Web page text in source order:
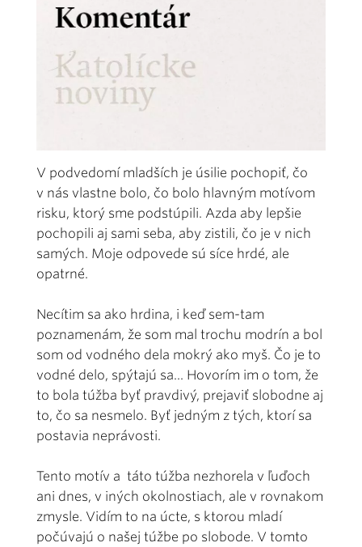
V podvedomí mladších je úsilie pochopiť, čo
v nás vlastne bolo, čo bolo hlavným motívom
risku, ktorý sme podstúpili. Azda aby lepšie
pochopili aj sami seba, aby zistili, čo je v nich
samých. Moje odpovede sú síce hrdé, ale
opatrné.
Necítim sa ako hrdina, i keď sem-tam
poznamenám, že som mal trochu modrín a bol
som od vodného dela mokrý ako myš. Čo je to
vodné delo, spýtajú sa... Hovorím im o tom, že
to bola túžba byť pravdivý, prejaviť slobodne aj
to, čo sa nesmelo. Byť jedným z tých, ktorí sa
postavia neprávosti.
Tento motív a táto túžba nezhorela v ľuďoch
ani dnes, v iných okolnostiach, ale v rovnakom
zmysle. Vidím to na úcte, s ktorou mladí
počúvajú o našej túžbe po slobode. V tomto